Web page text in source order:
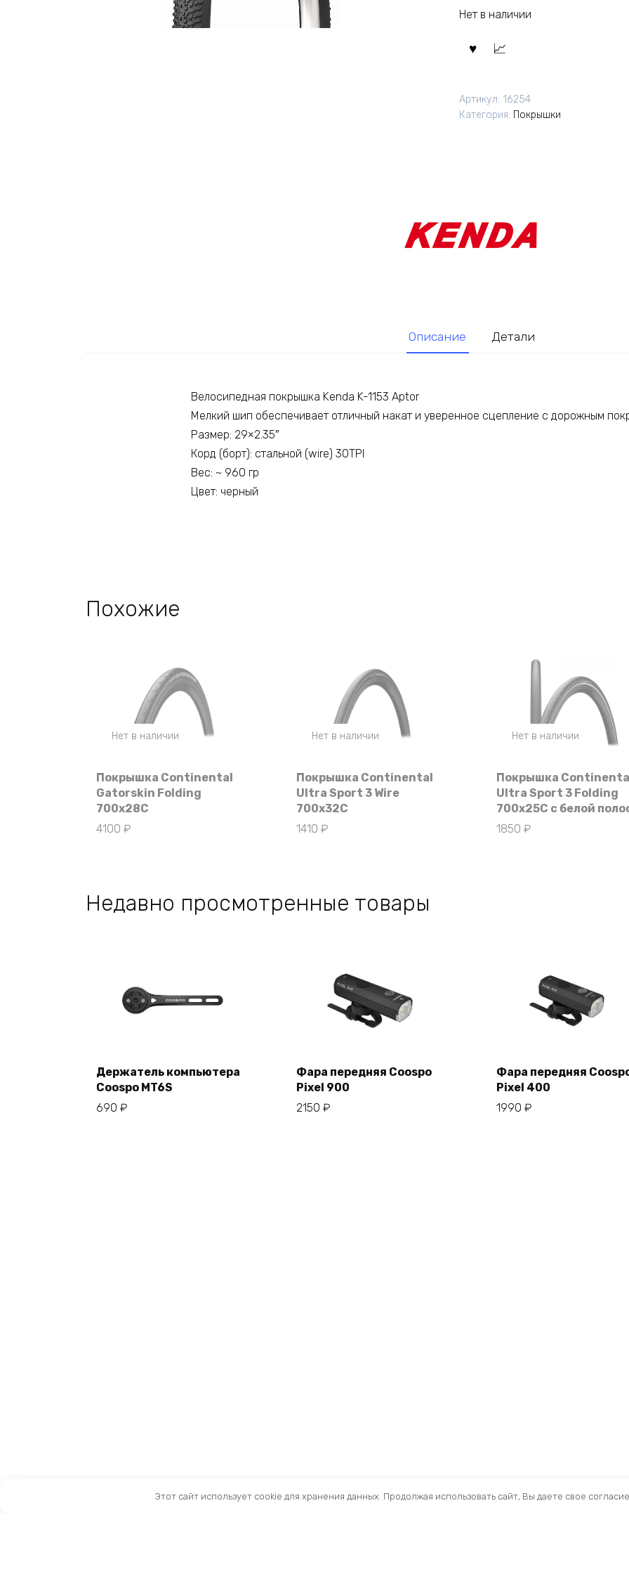
Нет в наличии
Артикул: 16254
Категория: Покрышки
Описание Детали
Велосипедная покрышка Kenda K-1153 Aptor
Мелкий шип обеспечивает отличный накат и уверенное сцепление с дорожным
Размер: 29×2.35″
Корд (борт): стальной (wire) 30TPI
Вес: ~ 960 гр
Цвет: черный
Похожие
Нет в наличии
Покрышка Continental
Gatorskin Folding
700x28C
4100 ₽
Нет в наличии
Покрышка Continental
Ultra Sport 3 Wire
700x32C
1410 ₽
Нет в наличии
Покрышка
Ultra Sport 3 Folding
700x25C с белой
1850 ₽
Недавно просмотренные товары
Держатель компьютера
Coospo MT6S
690 ₽
Фара передняя Coospo
Pixel 900
2150 ₽
Фара передняя
Pixel 400
1990 ₽
Этот сайт использует cookie для хранения данных. Продолжая использовать сайт, Вы даете свое